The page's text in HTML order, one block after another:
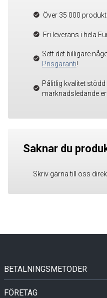
Över 35 000
Fri leverans i hela
Sett det billigare
Prisgaranti!
Pålitlig kvalitet
marknadsledande
Saknar du
Skriv gärna till oss
BETALNINGSMETODER
FÖRETAG